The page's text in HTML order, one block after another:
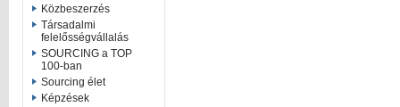
Közbeszerzés
Társadalmi
felelősségvállalás
SOURCING a TOP
100-ban
Sourcing élet
Képzések